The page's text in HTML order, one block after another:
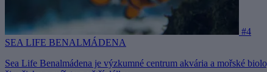
#4
SEA LIFE BENALMÁDENA
Sea Life Benalmádena je výzkumné centrum akvária a mořské